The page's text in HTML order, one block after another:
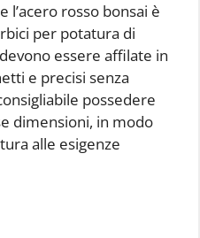
rosso bonsai è
per potatura di
essere affilate in
e precisi senza
possedere
dimensioni, in modo
alle esigenze